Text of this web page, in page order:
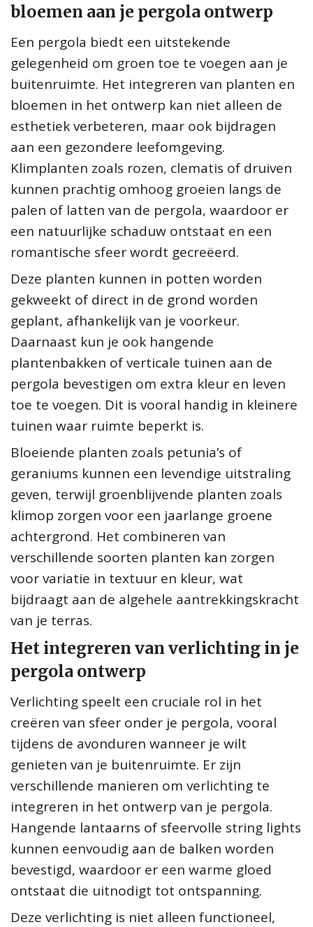
bloemen aan je pergola ontwerp
Een pergola biedt een uitstekende
gelegenheid om groen toe te voegen aan je
buitenruimte. Het integreren van planten en
bloemen in het ontwerp kan niet alleen de
esthetiek verbeteren, maar ook bijdragen
aan een gezondere leefomgeving.
Klimplanten zoals rozen, clematis of druiven
kunnen prachtig omhoog groeien langs de
palen of latten van de pergola, waardoor er
een natuurlijke schaduw ontstaat en een
romantische sfeer wordt gecreëerd.
Deze planten kunnen in potten worden
gekweekt of direct in de grond worden
geplant, afhankelijk van je voorkeur.
Daarnaast kun je ook hangende
plantenbakken of verticale tuinen aan de
pergola bevestigen om extra kleur en leven
toe te voegen. Dit is vooral handig in kleinere
tuinen waar ruimte beperkt is.
Bloeiende planten zoals petunia’s of
geraniums kunnen een levendige uitstraling
geven, terwijl groenblijvende planten zoals
klimop zorgen voor een jaarlange groene
achtergrond. Het combineren van
verschillende soorten planten kan zorgen
voor variatie in textuur en kleur, wat
bijdraagt aan de algehele aantrekkingskracht
van je terras.
Het integreren van verlichting in je
pergola ontwerp
Verlichting speelt een cruciale rol in het
creëren van sfeer onder je pergola, vooral
tijdens de avonduren wanneer je wilt
genieten van je buitenruimte. Er zijn
verschillende manieren om verlichting te
integreren in het ontwerp van je pergola.
Hangende lantaarns of sfeervolle string lights
kunnen eenvoudig aan de balken worden
bevestigd, waardoor er een warme gloed
ontstaat die uitnodigt tot ontspanning.
Deze verlichting is niet alleen functioneel,